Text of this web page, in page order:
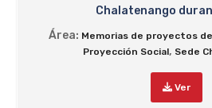
Chalatenango
Área: Memorias de proyectos
Proyección Social, Sede
Ver